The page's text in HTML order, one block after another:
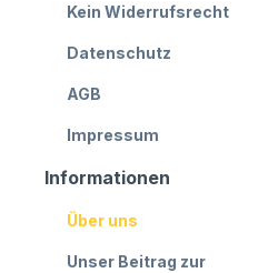
Kein Widerrufsrecht
Datenschutz
AGB
Impressum
Informationen
Über uns
Unser Beitrag zur